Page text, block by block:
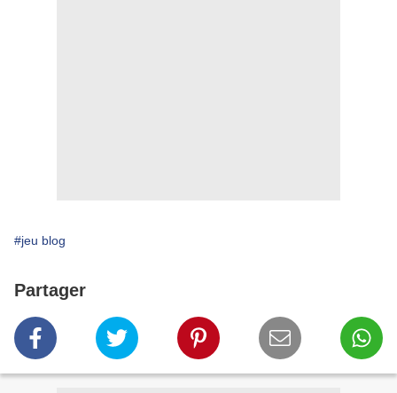
#jeu blog
Partager